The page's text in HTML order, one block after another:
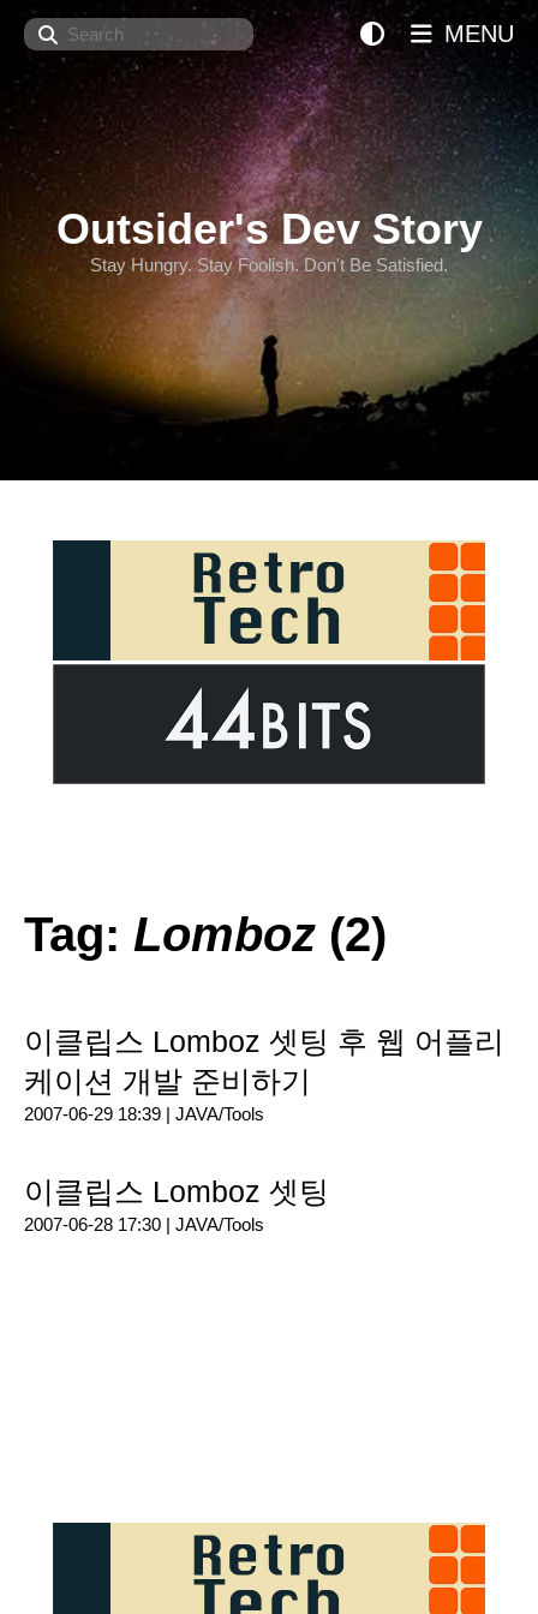
Search
Outsider's Dev Story
Stay Hungry. Stay Foolish. Don't Be Satisfied.
MENU
Tag: Lomboz (2)
이클립스 Lomboz 셋팅 후 웹 어플리
케이션 개발 준비하기
2007-06-29 18:39 | JAVA/Tools
이클립스 Lomboz 셋팅
2007-06-28 17:30 | JAVA/Tools